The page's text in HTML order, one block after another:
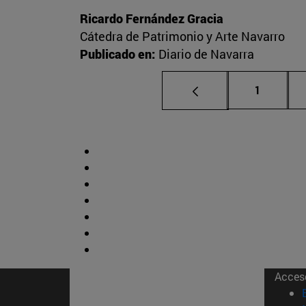
Ricardo Fernández Gracia
Cátedra de Patrimonio y Arte Navarro
Publicado en: Diario de Navarra
Página
1